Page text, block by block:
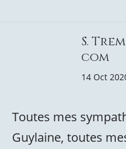
S.
com
14 Oct
Toutes mes
Guylaine, toutes